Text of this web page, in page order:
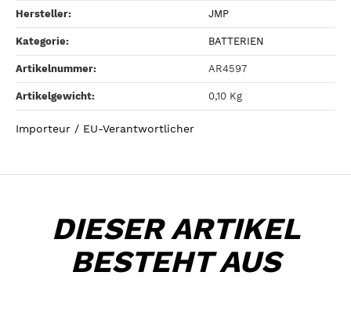
Hersteller: JMP
Kategorie: BATTERIEN
Artikelnummer: AR4597
Artikelgewicht‍: 0,10 Kg
Importeur / EU-Verantwortlicher
DIESER ARTIKEL
BESTEHT AUS